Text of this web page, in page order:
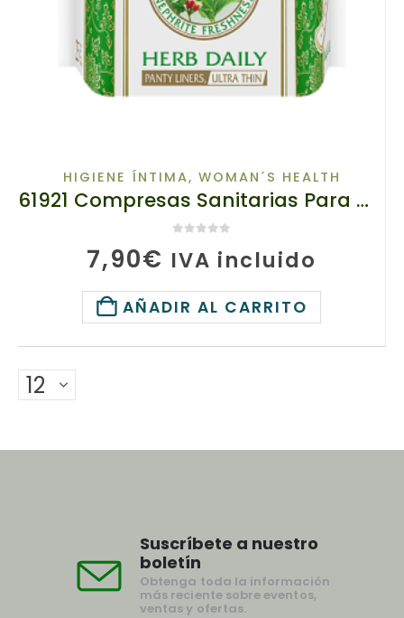
HIGIENE ÍNTIMA, WOMAN´S HEALTH
61921 Compresas Sanitarias Para Mujeres a Base de Hierbas, Súper Delgadas, tianDe, 25Un.
7,90€ IVA incluido
AÑADIR AL CARRITO
Suscríbete a nuestro
boletín
Obtenga toda la información
más reciente sobre eventos,
ventas y ofertas.